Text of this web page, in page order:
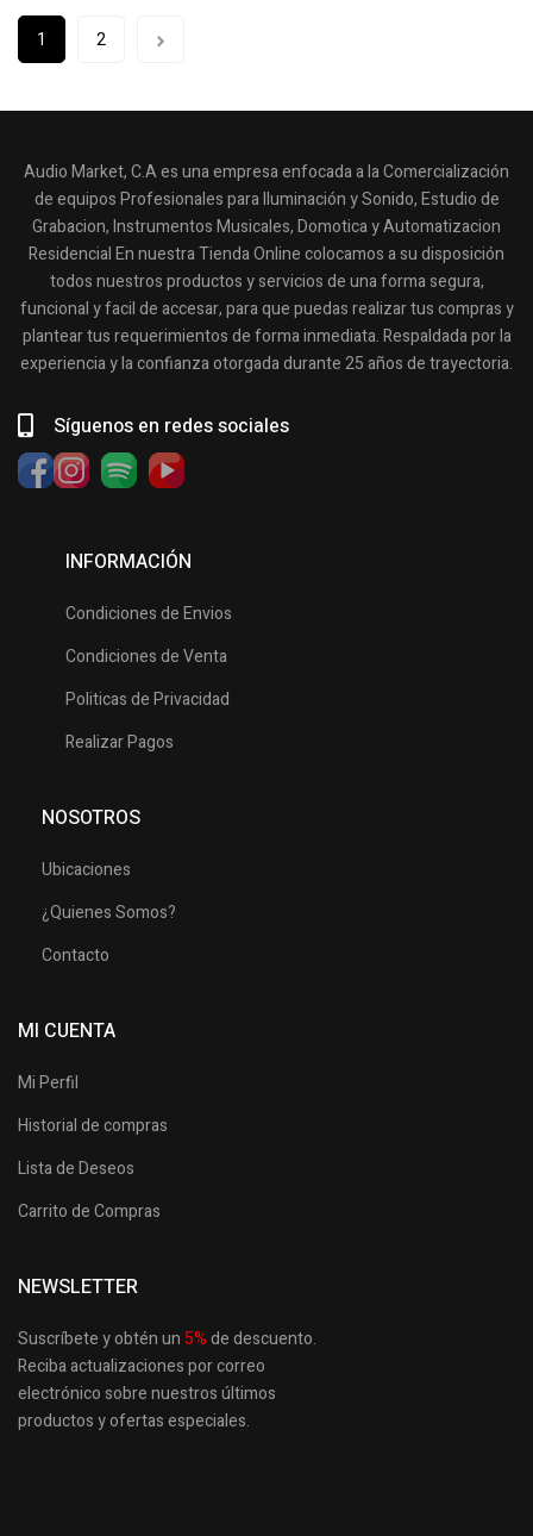
1 2
Audio Market, C.A es una empresa enfocada a la Comercialización
de equipos Profesionales para Iluminación y Sonido, Estudio de
Grabacion, Instrumentos Musicales, Domotica y Automatizacion
Residencial En nuestra Tienda Online colocamos a su disposición
todos nuestros productos y servicios de una forma segura,
funcional y facil de accesar, para que puedas realizar tus compras y
plantear tus requerimientos de forma inmediata. Respaldada por la
experiencia y la confianza otorgada durante 25 años de trayectoria.
Síguenos en redes sociales
INFORMACIÓN
Condiciones de Envios
Condiciones de Venta
Politicas de Privacidad
Realizar Pagos
NOSOTROS
Ubicaciones
¿Quienes Somos?
Contacto
MI CUENTA
Mi Perfil
Historial de compras
Lista de Deseos
Carrito de Compras
NEWSLETTER
Suscríbete y obtén un 5%de descuento.
Reciba actualizaciones por correo
electrónico sobre nuestros últimos
productosy ofertas especiales.